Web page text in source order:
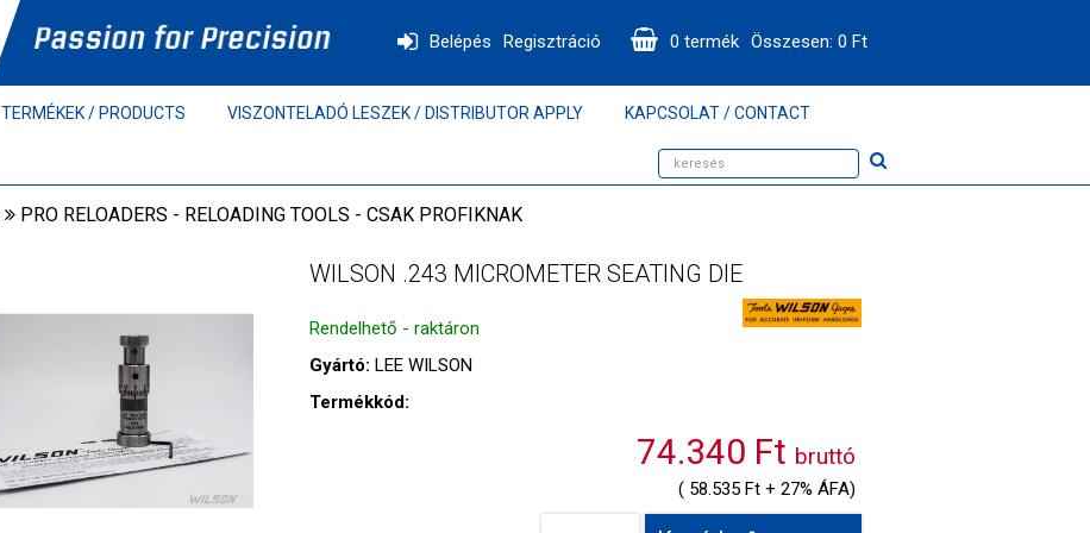
Összesen: 0 Ft
0 termék
Belépés Regisztráció
TERMÉKEK / PRODUCTS VISZONTELADÓ LESZEK / DISTRIBUTOR APPLY KAPCSOLAT / CONTACT
PRO RELOADERS - RELOADING TOOLS - CSAK PROFIKNAK
WILSON .243 MICROMETER SEATING DIE
Rendelhető - raktáron
Gyártó: LEE WILSON
Termékkód:
74.340 Ft bruttó
( 58.535 Ft + 27% ÁFA)